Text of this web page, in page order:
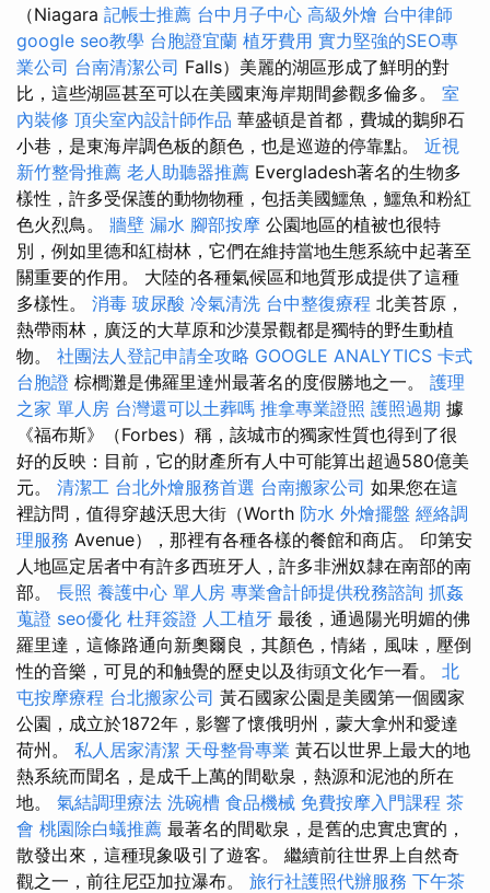
（Niagara 記帳士推薦 台中月子中心 高級外燴 台中律師
google seo教學 台胞證宜蘭 植牙費用 實力堅強的SEO專
業公司 台南清潔公司 Falls）美麗的湖區形成了鮮明的對
比，這些湖區甚至可以在美國東海岸期間參觀多倫多。 室
內裝修 頂尖室內設計師作品 華盛頓是首都，費城的鵝卵石
小巷，是東海岸調色板的顏色，也是巡遊的停靠點。 近視
新竹整骨推薦 老人助聽器推薦 Evergladesh著名的生物多
樣性，許多受保護的動物物種，包括美國鱷魚，鱷魚和粉紅
色火烈鳥。 牆壁 漏水 腳部按摩 公園地區的植被也很特
別，例如里德和紅樹林，它們在維持當地生態系統中起著至
關重要的作用。 大陸的各種氣候區和地質形成提供了這種
多樣性。 消毒 玻尿酸 冷氣清洗 台中整復療程 北美苔原，
熱帶雨林，廣泛的大草原和沙漠景觀都是獨特的野生動植
物。 社團法人登記申請全攻略 GOOGLE ANALYTICS 卡式
台胞證 棕櫚灘是佛羅里達州最著名的度假勝地之一。 護理
之家 單人房 台灣還可以土葬嗎 推拿專業證照 護照過期 據
《福布斯》（Forbes）稱，該城市的獨家性質也得到了很
好的反映：目前，它的財產所有人中可能算出超過580億美
元。 清潔工 台北外燴服務首選 台南搬家公司 如果您在這
裡訪問，值得穿越沃思大街（Worth 防水 外燴擺盤 經絡調
理服務 Avenue），那裡有各種各樣的餐館和商店。 印第安
人地區定居者中有許多西班牙人，許多非洲奴隸在南部的南
部。 長照 養護中心 單人房 專業會計師提供稅務諮詢 抓姦
蒐證 seo優化 杜拜簽證 人工植牙 最後，通過陽光明媚的佛
羅里達，這條路通向新奧爾良，其顏色，情緒，風味，壓倒
性的音樂，可見的和触覺的歷史以及街頭文化乍一看。 北
屯按摩療程 台北搬家公司 黃石國家公園是美國第一個國家
公園，成立於1872年，影響了懷俄明州，蒙大拿州和愛達
荷州。 私人居家清潔 天母整骨專業 黃石以世界上最大的地
熱系統而聞名，是成千上萬的間歇泉，熱源和泥池的所在
地。 氣結調理療法 洗碗槽 食品機械 免費按摩入門課程 茶
會 桃園除白蟻推薦 最著名的間歇泉，是舊的忠實忠實的，
散發出來，這種現象吸引了遊客。 繼續前往世界上自然奇
觀之一，前往尼亞加拉瀑布。 旅行社護照代辦服務 下午茶